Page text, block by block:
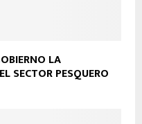
LA
SECTOR PESQUERO